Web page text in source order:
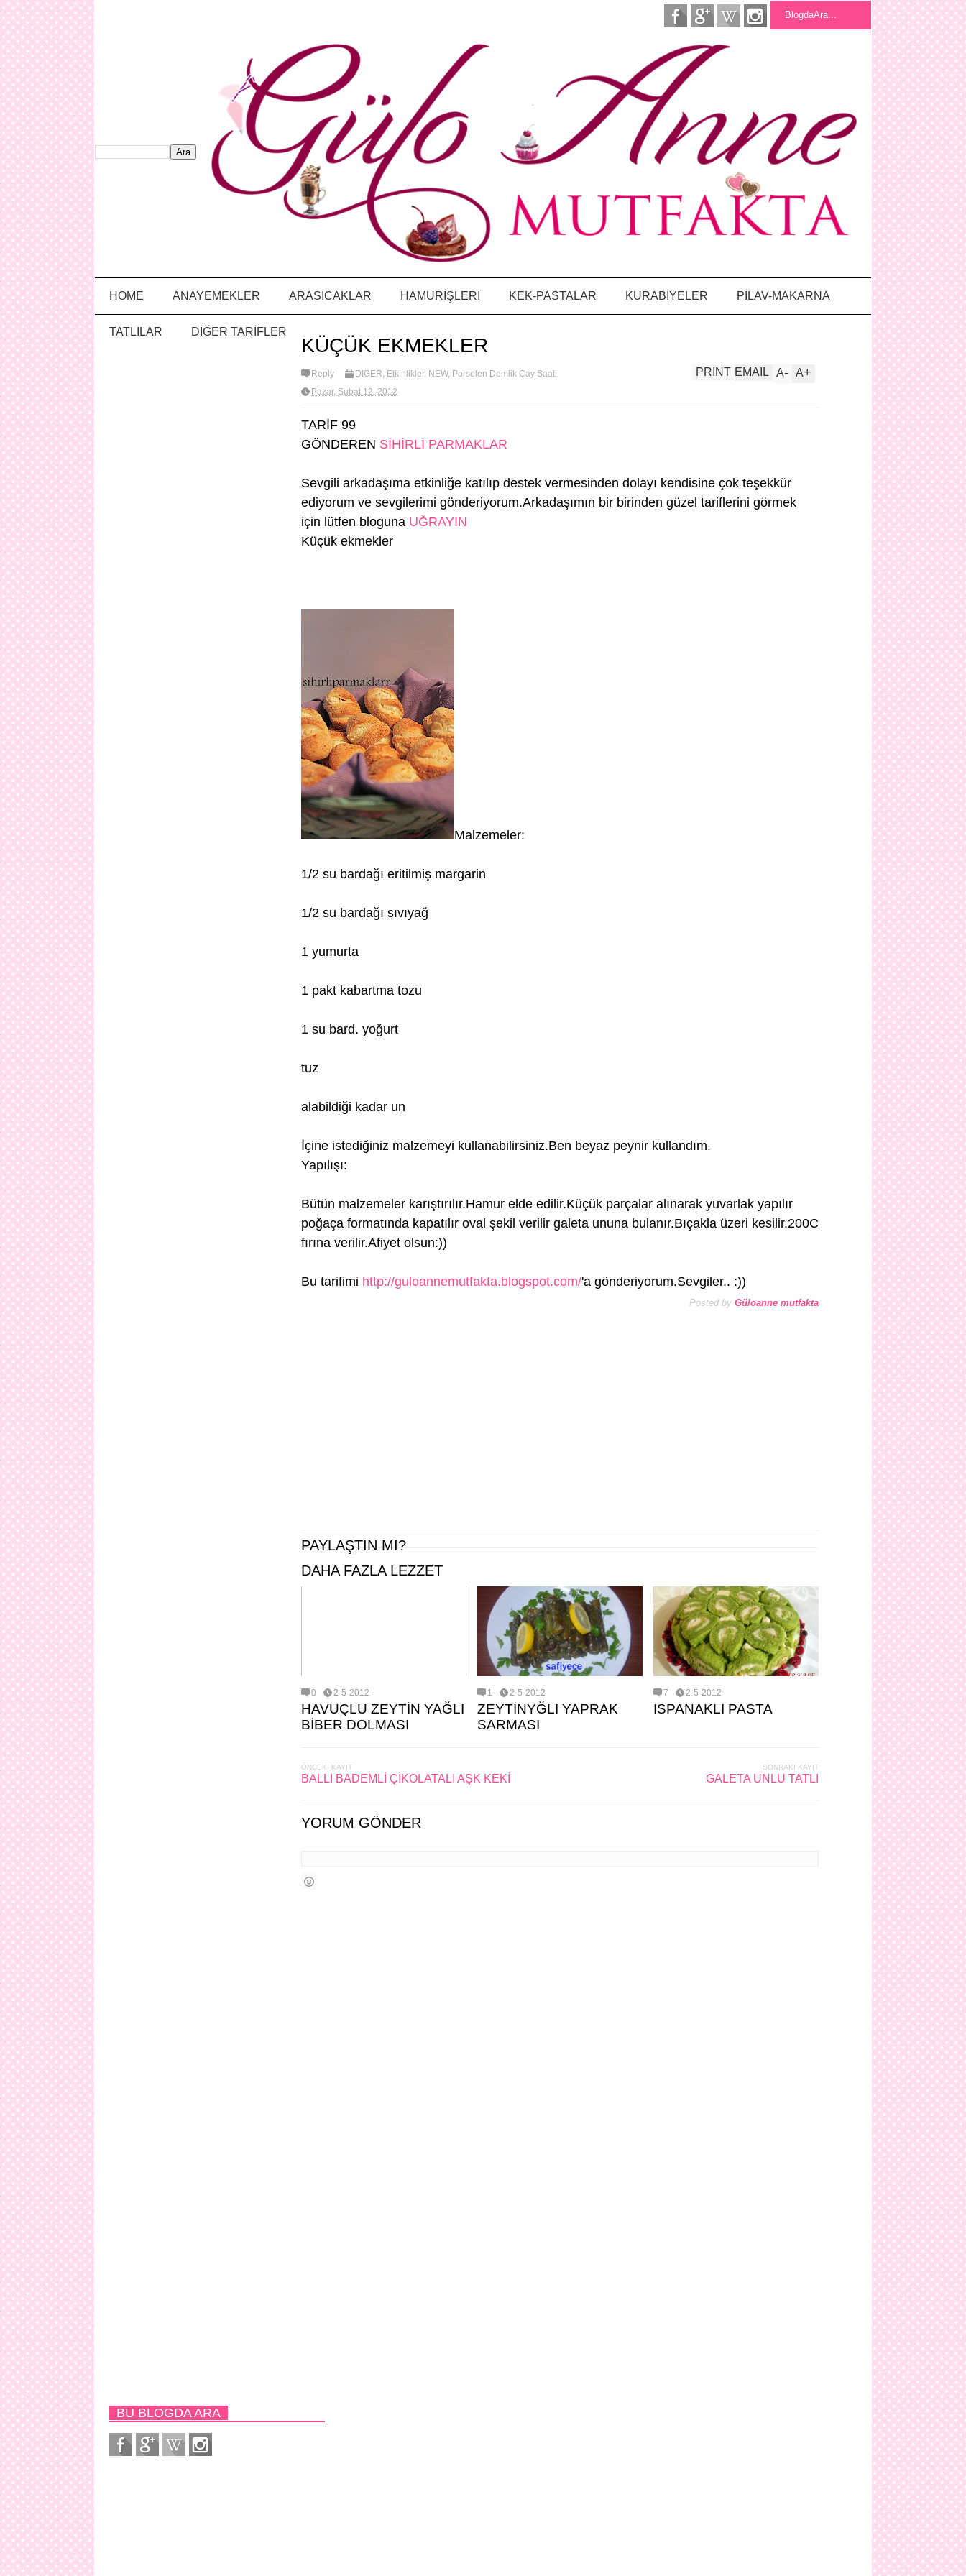
HOME ANAYEMEKLER ARASICAKLAR HAMURİŞLERİ KEK-PASTALAR KURABİYELER PİLAV-MAKARNA
TATLILAR DİĞER TARİFLER
KÜÇÜK EKMEKLER
Reply DİĞER, Etkinlikler, NEW, Porselen Demlik Çay Saati
Pazar, Şubat 12, 2012
A+
A-
EMAIL
PRINT
TARİF 99
GÖNDEREN SİHİRLİ PARMAKLAR
Sevgili arkadaşıma etkinliğe katılıp destek vermesinden dolayı kendisine çok teşekkür
ediyorum ve sevgilerimi gönderiyorum.Arkadaşımın bir birinden güzel tariflerini görmek
için lütfen bloguna UĞRAYIN
Küçük ekmekler
Malzemeler:
1/2 su bardağı eritilmiş margarin
1/2 su bardağı sıvıyağ
1 yumurta
1 pakt kabartma tozu
1 su bard. yoğurt
tuz
alabildiği kadar un
İçine istediğiniz malzemeyi kullanabilirsiniz.Ben beyaz peynir kullandım.
Yapılışı:
Bütün malzemeler karıştırılır.Hamur elde edilir.Küçük parçalar alınarak yuvarlak yapılır
poğaça formatında kapatılır oval şekil verilir galeta ununa bulanır.Bıçakla üzeri kesilir.200C
fırına verilir.Afiyet olsun:))
Bu tarifimi http://guloannemutfakta.blogspot.com/'a gönderiyorum.Sevgiler.. :))
Posted by Güloanne mutfakta
PAYLAŞTIN MI?
DAHA FAZLA LEZZET
0 2-5-2012
HAVUÇLU ZEYTİN YAĞLI
BİBER DOLMASI
1 2-5-2012
ZEYTİNYĞLI YAPRAK
SARMASI
7 2-5-2012
ISPANAKLI PASTA
ÖNCEKI KAYIT
BALLI BADEMLİ ÇİKOLATALI AŞK KEKİ
SONRAKI KAYIT
GALETA UNLU TATLI
YORUM GÖNDER
BU BLOGDA ARA